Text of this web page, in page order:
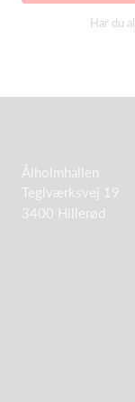
Har du
Ålholmhallen
Teglværksvej 19
3400 Hillerød